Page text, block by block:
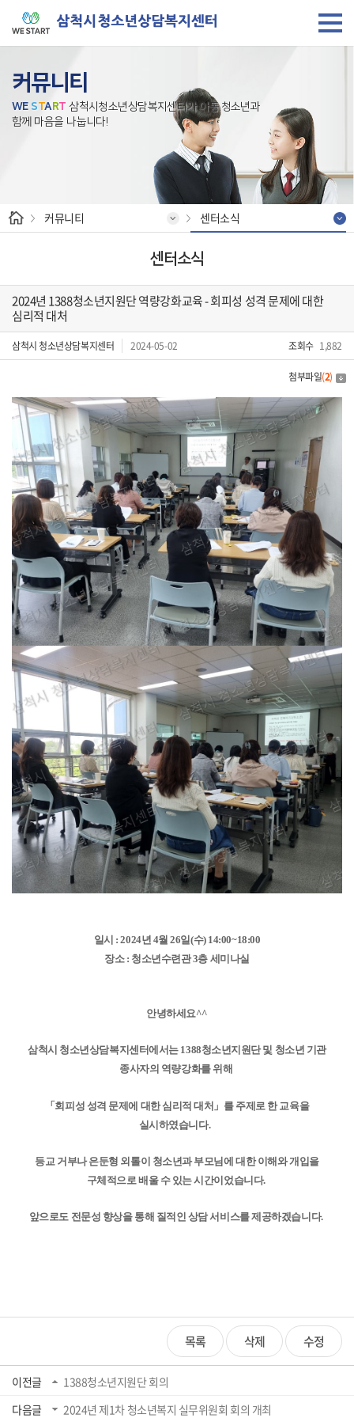
커뮤니티
WE START 삼척시청소년상담복지센터가 아동.청소년과
함께 마음을 나눕니다!
커뮤니티 센터소식
센터소식
2024년 1388청소년지원단 역량강화교육 - 회피성 성격 문제에 대한
심리적 대처
삼척시 청소년상담복지센터 2024-05-02 조회수 1,882
첨부파일(2)
일시 : 2024년 4월 26일(수) 14:00~18:00
장소 : 청소년수련관 3층 세미나실
안녕하세요^^
삼척시 청소년상담복지센터에서는 1388청소년지원단 및 청소년 기관
종사자의 역량강화를 위해
「회피성 성격 문제에 대한 심리적 대처」를 주제로 한 교육을
실시하였습니다.
등교 거부나 은둔형 외톨이 청소년과 부모님에 대한 이해와 개입을
구체적으로 배울 수 있는 시간이었습니다.
앞으로도 전문성 향상을 통해 질적인 상담 서비스를 제공하겠습니다.
목록 삭제 수정
이전글
1388청소년지원단 회의
다음글
2024년 제1차 청소년복지 실무위원회 회의 개최